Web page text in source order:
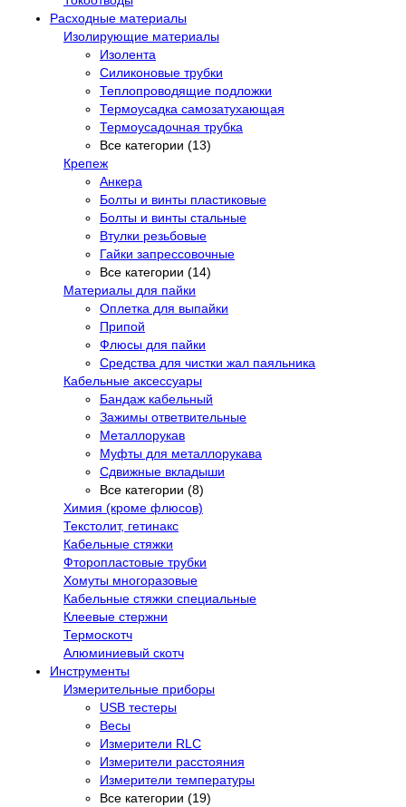
Расходные материалы
Изолирующие материалы
Изолента
Силиконовые трубки
Теплопроводящие подложки
Термоусадка самозатухающая
Термоусадочная трубка
Все категории (13)
Крепеж
Анкера
Болты и винты пластиковые
Болты и винты стальные
Втулки резьбовые
Гайки запрессовочные
Все категории (14)
Материалы для пайки
Оплетка для выпайки
Припой
Флюсы для пайки
Средства для чистки жал паяльника
Кабельные аксессуары
Бандаж кабельный
Зажимы ответвительные
Металлорукав
Муфты для металлорукава
Сдвижные вкладыши
Все категории (8)
Химия (кроме флюсов)
Текстолит, гетинакс
Кабельные стяжки
Фторопластовые трубки
Хомуты многоразовые
Кабельные стяжки специальные
Клеевые стержни
Термоскотч
Алюминиевый скотч
Инструменты
Измерительные приборы
USB тестеры
Весы
Измерители RLC
Измерители расстояния
Измерители температуры
Все категории (19)